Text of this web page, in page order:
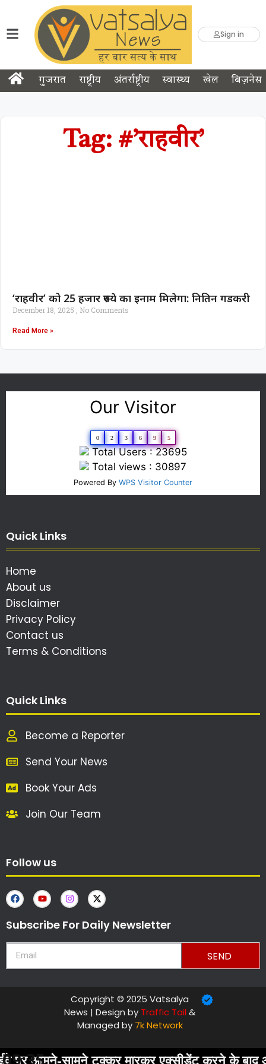
Sign in
गुजरात राष्ट्रीय अंतर्राष्ट्रीय स्वास्थ्य खेल बिज़नेस
Tag: #’राहवीर’
‘राहवीर’ को 25 हजार रुपये का इनाम मिलेगा: नितिन गडकरी
December 18, 2025 No Comments
Read More »
Our Visitor
0 2 3 6 9 5
Total Users : 23695
Total views : 30897
Powered By WPS Visitor Counter
Quick Links
Home
About us
Disclaimer
Privacy Policy
Contact us
Terms & Conditions
Quick Links
Become a Reporter
Send Your News
Book Your Ads
Join Our Team
Follow us
Subscribe For Daily Newsletter
SEND
Copyright © 2025 Vatsalya
News | Design by Traffic Tail&
Managed by 7k Network
पर आमने-सामने टक्कर मारकर एक्सीडेंट करने के बाद